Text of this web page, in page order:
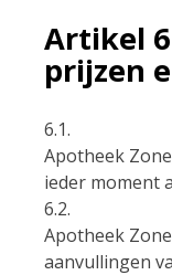
Artikel
prijzen
6.1.
Apotheek
ieder moment
6.2.
Apotheek
aanvullingen